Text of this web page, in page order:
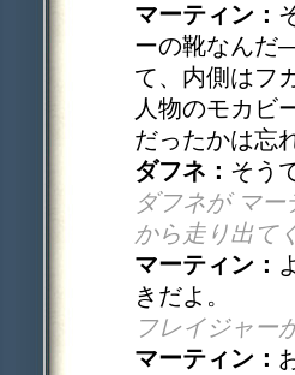
マーティン：
ーの靴なんだ
て、内側はフ
人物のモカビ
だったかは忘
ダフネ： そう
ダフネが マ
から走り出て
マーティン：
きだよ。
フレイジャー
マーティン：